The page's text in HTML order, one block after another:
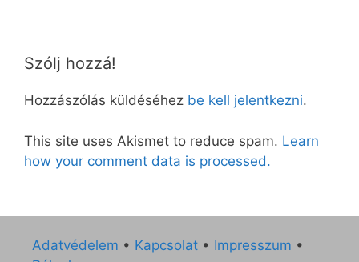
Szólj hozzá!
Hozzászólás küldéséhez be kell jelentkezni.
This site uses Akismet to reduce spam. Learn
how your comment data is processed.
Adatvédelem • Kapcsolat • Impresszum •